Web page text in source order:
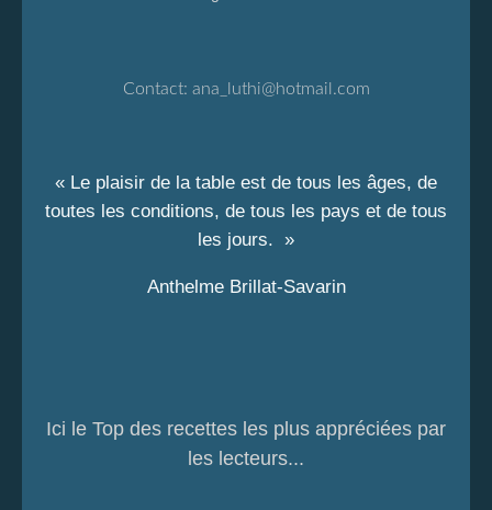
Contact: ana_luthi@hotmail.com
« Le plaisir de la table est de tous les âges, de
toutes les conditions, de tous les pays et de tous
les jours. »
Anthelme Brillat-Savarin
Ici le Top des recettes les plus appréciées par
les lecteurs...